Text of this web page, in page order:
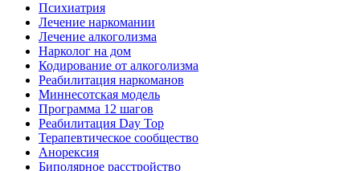
Психиатрия
Лечение наркомании
Лечение алкоголизма
Нарколог на дом
Кодирование от алкоголизма
Реабилитация наркоманов
Миннесотская модель
Программа 12 шагов
Реабилитация Day Top
Терапевтическое сообщество
Анорексия
Биполярное расстройство